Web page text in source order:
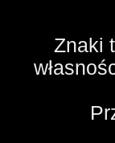
Znaki